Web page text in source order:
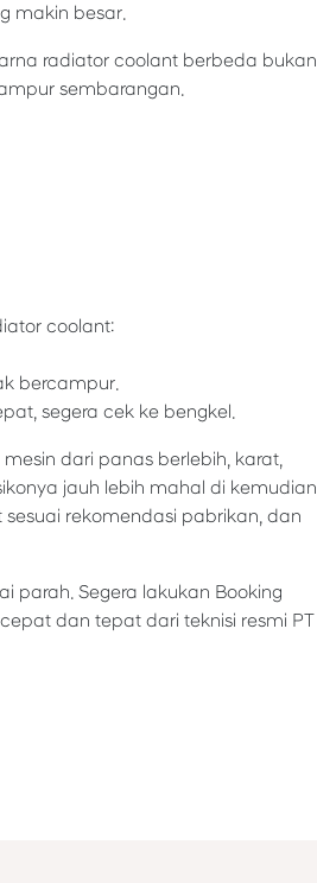
makin besar.
radiator coolant berbeda bukan
sembarangan.
coolant:
bercampur.
segera cek ke bengkel.
dari panas berlebih, karat,
jauh lebih mahal di kemudian
rekomendasi pabrikan, dan
parah. Segera lakukan Booking
dan tepat dari teknisi resmi PT